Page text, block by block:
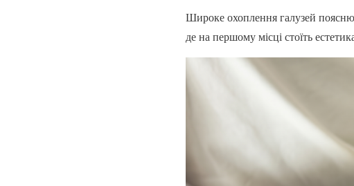
Широке охоплення галузей
де на першому місці стоїть